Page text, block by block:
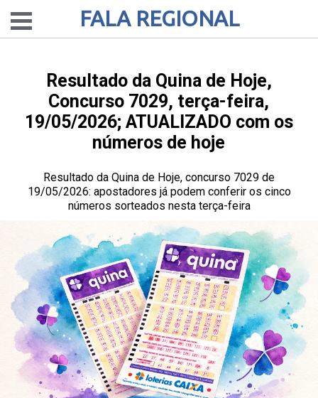
FALA REGIONAL
Resultado da Quina de Hoje,
Concurso 7029, terça-feira,
19/05/2026; ATUALIZADO com os
números de hoje
Resultado da Quina de Hoje, concurso 7029 de
19/05/2026: apostadores já podem conferir os cinco
números sorteados nesta terça-feira